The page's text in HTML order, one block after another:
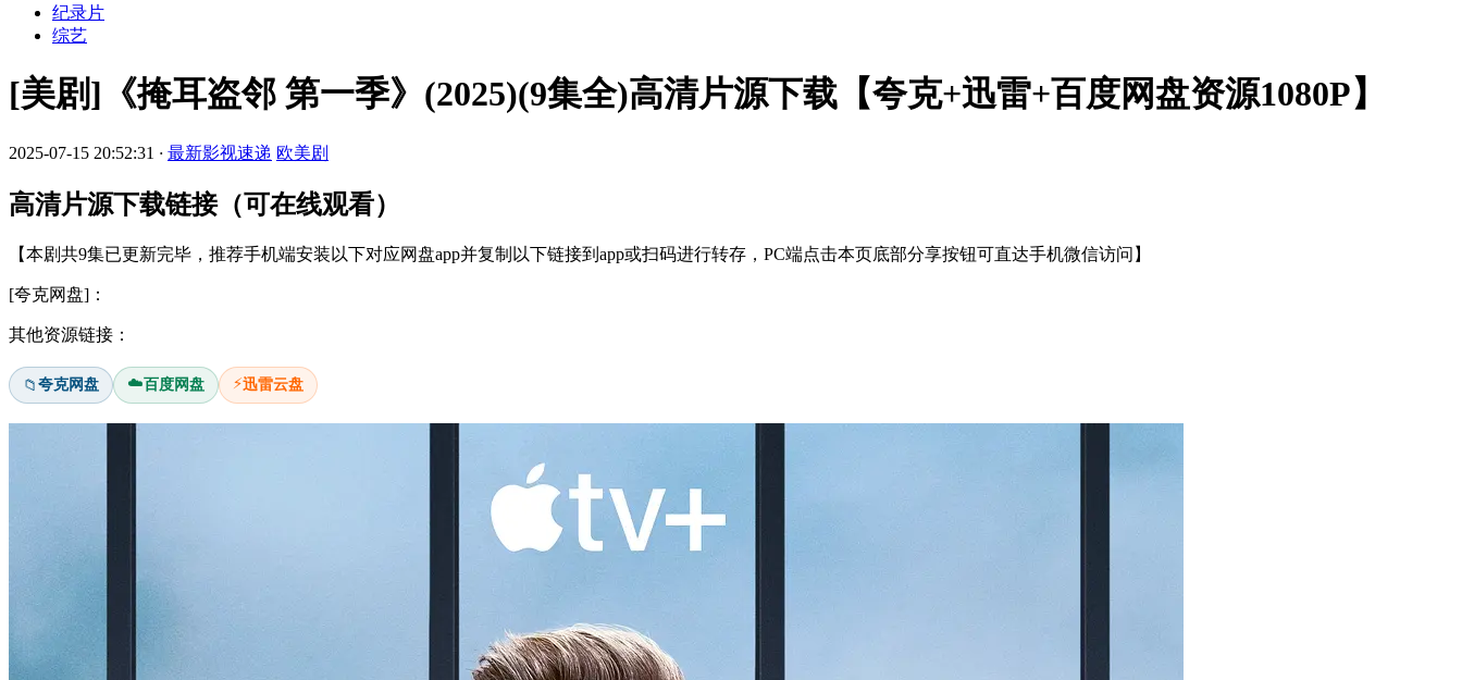
纪录片
综艺
[美剧]《掩耳盗邻 第一季》(2025)(9集全)高清片源下载【夸克+迅雷+百度网盘资源1080P】
2025-07-15 20:52:31 · 最新影视速递 欧美剧
高清片源下载链接（可在线观看）
【本剧共9集已更新完毕，推荐手机端安装以下对应网盘app并复制以下链接到app或扫码进行转存，PC端点击本页底部分享按钮可直达手机微信访问】
[夸克网盘]：
其他资源链接：
📁夸克网盘 ☁️百度网盘 ⚡迅雷云盘